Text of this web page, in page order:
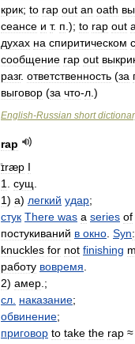
крик; to rap out an oath
сеансе и т. п .); to rap out a
духах на спиритическом
сообщение rap out
разг. ответственность (за
выговор (за что-л .)
English-Russian short
rap
̈ɪræp I
1
сущ
1) а) легкий удар;
стук There was a series of
постукиваний в окно Syn:
knuckles for not finishing
работу вовремя
2) амер .;
сл наказание;
обвинение;
приговор to take the rap ≈